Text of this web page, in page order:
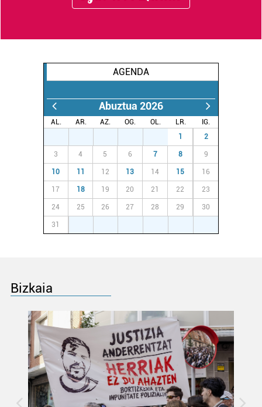
AGENDA
Abuztua 2026
AL. AR. AZ. OG. OL. LR.
IG.
1 2
3 4 5 6 7 8 9
10 11 12 13 14 15 16
17 18 19 20 21 22 23
24 25 26 27 28 29 30
31
Bizkaia